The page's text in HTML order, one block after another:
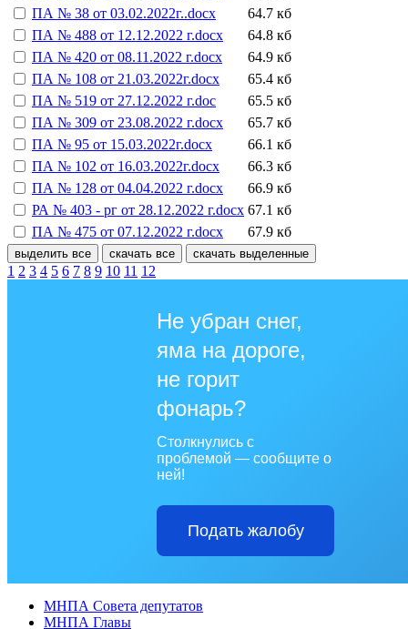
ПА № 38 от 03.02.2022г..docx
64.7 кб
ПА № 488 от 12.12.2022 г.docx
64.8 кб
ПА № 420 от 08.11.2022 г.docx
64.9 кб
ПА № 108 от 21.03.2022г.docx
65.4 кб
ПА № 519 от 27.12.2022 г.doc
65.5 кб
ПА № 309 от 23.08.2022 г.docx
65.7 кб
ПА № 95 от 15.03.2022г.docx
66.1 кб
ПА № 102 от 16.03.2022г.docx
66.3 кб
ПА № 128 от 04.04.2022 г.docx
66.9 кб
РА № 403 - рг от 28.12.2022 г.docx 67.1 кб
ПА № 475 от 07.12.2022 г.docx
67.9 кб
выделить все скачать все скачать выделенные
1 2 3 4 5 6 7 8 9 10 11 12
Не убран снег,
яма на дороге,
не горит
фонарь?
Столкнулись с
проблемой — сообщите о
ней!
Подать жалобу
МНПА Совета депутатов
МНПА Главы